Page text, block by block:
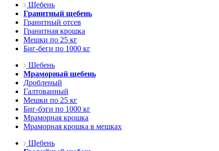
Щебень
Гранитный щебень
Гранитный отсев
Гранитная крошка
Мешки по 25 кг
Биг-беги по 1000 кг
Щебень
Мраморный щебень
Дробленый
Галтованный
Мешки по 25 кг
Биг-бэги по 1000 кг
Мраморная крошка
Мраморная крошка в мешках
Щебень